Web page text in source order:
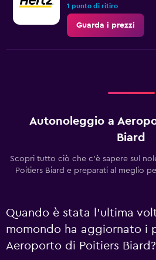
1 punto di ritiro
Guarda i prezzi
Autonoleggio a
Biard
Scopri tutto ciò che c'è sapere sul
Poitiers Biard e preparati al meglio
Quando è stata l'ultima
momondo ha aggiornato i
Aeroporto di Poitiers Biard?